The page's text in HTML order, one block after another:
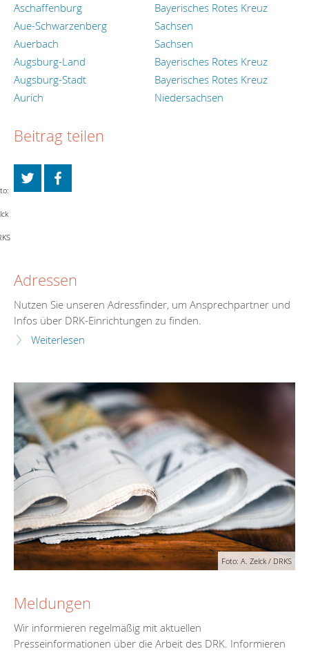
Aschaffenburg
Bayerisches Rotes Kreuz
Aue-Schwarzenberg
Sachsen
Auerbach
Sachsen
Augsburg-Land
Bayerisches Rotes Kreuz
Augsburg-Stadt
Bayerisches Rotes Kreuz
Aurich
Niedersachsen
Beitrag teilen
Adressen
Nutzen Sie unseren Adressfinder, um Ansprechpartner und
Infos über DRK-Einrichtungen zu finden.
Weiterlesen
Foto: A. Zelck / DRKS
Meldungen
Wir informieren regelmäßig mit aktuellen
Presseinformationen über die Arbeit des DRK. Informieren